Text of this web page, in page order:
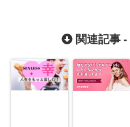
関連記事 -